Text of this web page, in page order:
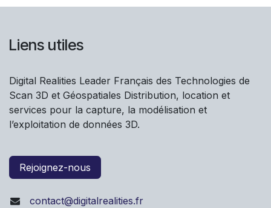
Liens utiles
Digital Realities Leader Français des Technologies de
Scan 3D et Géospatiales Distribution, location et
services pour la capture, la modélisation et
l’exploitation de données 3D.
Rejoignez-nous
contact@digitalrealities.fr